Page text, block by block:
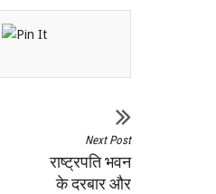
Next Post
राष्ट्रपति भवन
के दरबार और